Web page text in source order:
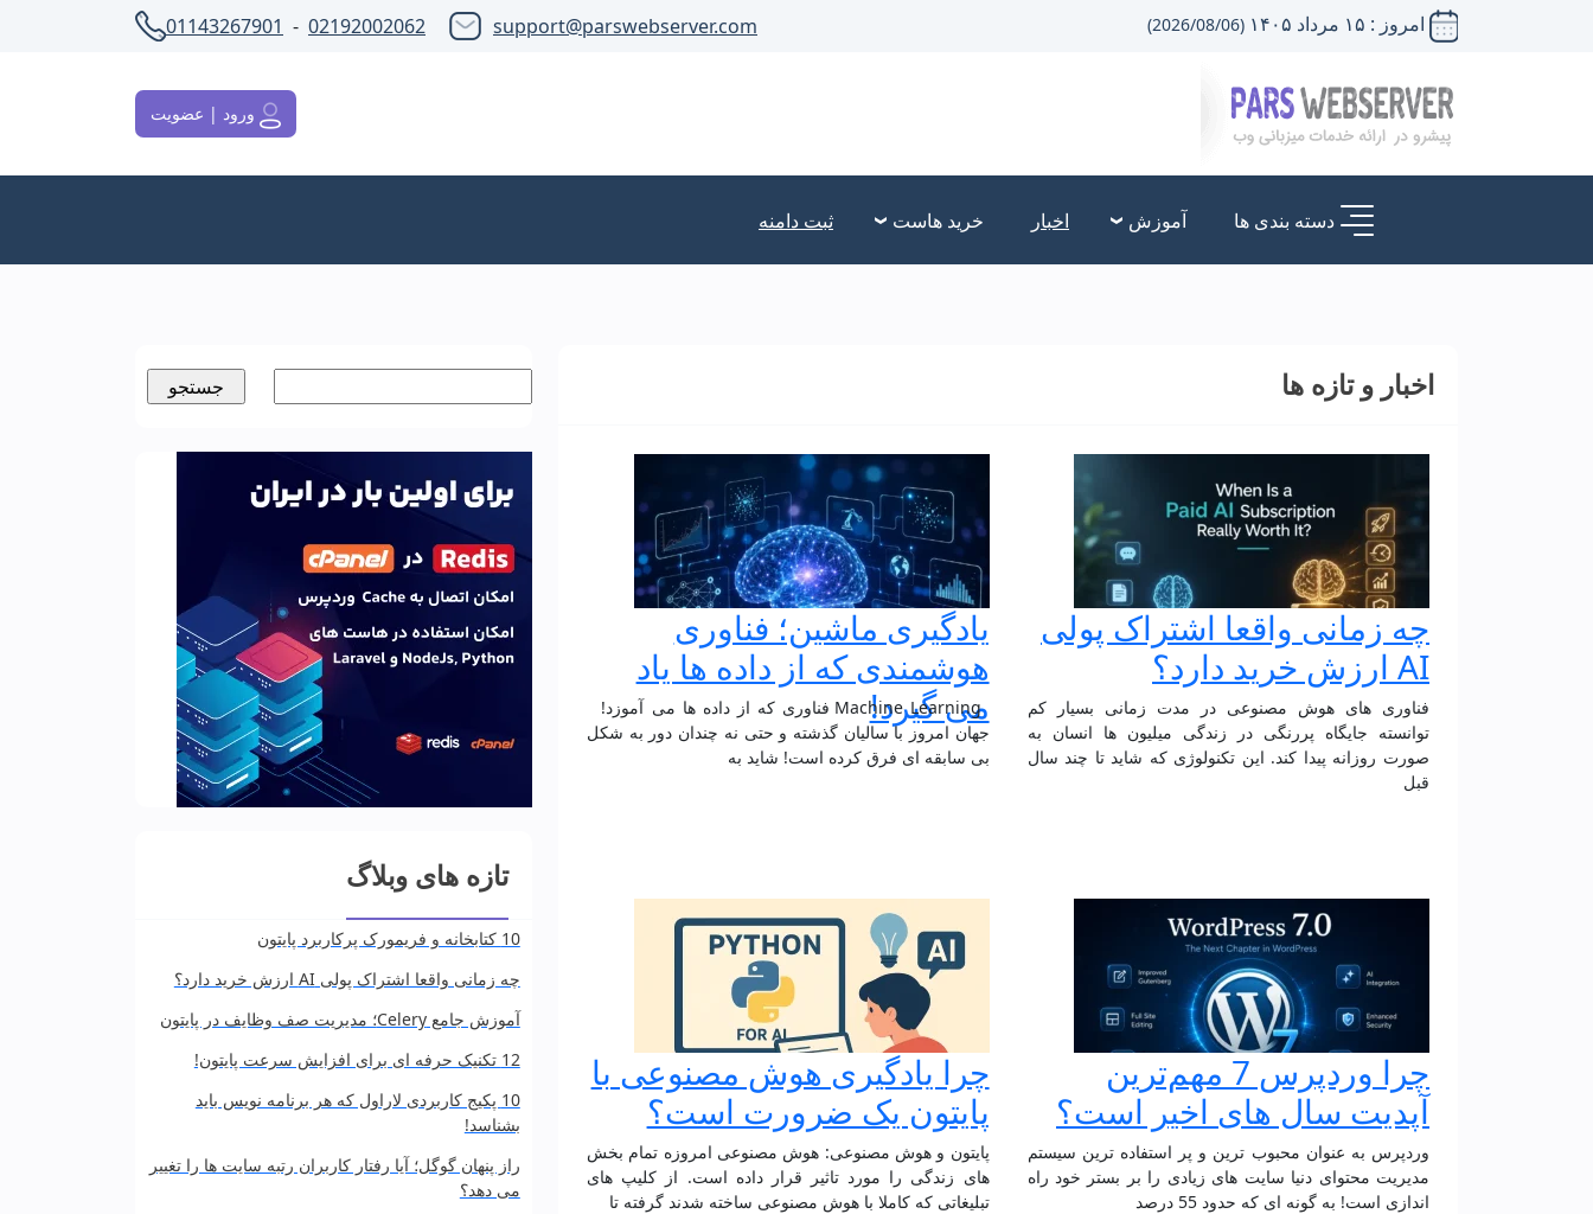
امروز : ۱۵ مرداد ۱۴۰۵ (2026/08/06)
support@parswebserver.com
02192002062
-
01143267901
ورود | عضویت
دسته بندی ها آموزش اخبار خرید هاست ثبت دامنه
اخبار و تازه ها
چه زمانی واقعا اشتراک پولی
AI ارزش خرید دارد؟
فناوری های هوش مصنوعی در مدت زمانی بسیار کم
توانسته جایگاه پررنگی در زندگی میلیون ها انسان به
صورت روزانه پیدا کند. این تکنولوژی که شاید تا چند سال
قبل
یادگیری ماشین؛ فناوری
هوشمندی که از داده‌ ها یاد
می‌ گیرد!
Machine Learning فناوری که از داده‌ ها می‌ آموزد!
جهان امروز با سالیان گذشته و حتی نه چندان دور به شکل
بی سابقه ای فرق کرده است! شاید به
چرا وردپرس 7 مهم‌ترین
آپدیت سال‌ های اخیر است؟
وردپرس به عنوان محبوب ترین و پر استفاده ترین سیستم
مدیریت محتوای دنیا سایت های زیادی را بر بستر خود راه
اندازی است! به گونه ای که حدود 55 درصد
چرا یادگیری هوش مصنوعی با
پایتون یک ضرورت است؟
پایتون و هوش مصنوعی: هوش مصنوعی امروزه تمام بخش
های زندگی را مورد تاثیر قرار داده است. از کلیپ های
تبلیغاتی که کاملا با هوش مصنوعی ساخته شدند گرفته تا
تازه های وبلاگ
10 کتابخانه و فریمورک پرکاربرد پایتون
چه زمانی واقعا اشتراک پولی AI ارزش خرید دارد؟
آموزش جامع Celery؛ مدیریت صف وظایف در پایتون
12 تکنیک حرفه ای برای افزایش سرعت پایتون!
10 پکیج کاربردی لاراول که هر برنامه‌ نویس باید
بشناسد!
راز پنهان گوگل؛ آیا رفتار کاربران رتبه سایت‌ ها را تغییر
می‌ دهد؟